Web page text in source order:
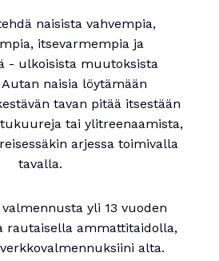
naisista vahvempia,
itsevarmempia ja
- ulkoisista muutoksista
naisia löytämään
tavan pitää itsestään
tai ylitreenaamista,
arjessa toimivalla
tavalla.
yli 13 vuoden
rautaisella ammattitaidolla,
alta.